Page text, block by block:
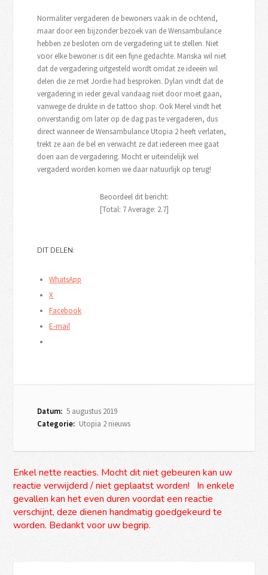
Normaliter vergaderen de bewoners vaak in de ochtend,
maar door een bijzonder bezoek van de Wensambulance
hebben ze besloten om de vergadering uit te stellen. Niet
voor elke bewoner is dit een fijne gedachte. Mariska wil niet
dat de vergadering uitgesteld wordt omdat ze ideeën wil
delen die ze met Jordie had besproken. Dylan vindt dat de
vergadering in ieder geval vandaag niet door moet gaan,
vanwege de drukte in de tattoo shop. Ook Merel vindt het
onverstandig om later op de dag pas te vergaderen, dus
direct wanneer de Wensambulance Utopia 2 heeft verlaten,
trekt ze aan de bel en verwacht ze dat iedereen mee gaat
doen aan de vergadering. Mocht er uiteindelijk wel
vergaderd worden komen we daar natuurlijk op terug!
Beoordeel dit bericht:
[Total: 7Average: 2.7]
DIT DELEN:
WhatsApp
X
Facebook
E-mail
Datum: 5 augustus 2019
Categorie: Utopia 2 nieuws
Enkel nette reacties. Mocht dit niet gebeuren kan uw
reactie verwijderd / niet geplaatst worden! In enkele
gevallen kan het even duren voordat een reactie
verschijnt, deze dienen handmatig goedgekeurd te
worden. Bedankt voor uw begrip.